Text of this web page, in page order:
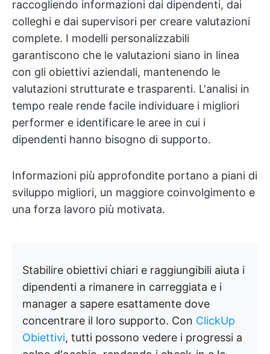
raccogliendo informazioni dai dipendenti, dai
colleghi e dai supervisori per creare valutazioni
complete. I modelli personalizzabili
garantiscono che le valutazioni siano in linea
con gli obiettivi aziendali, mantenendo le
valutazioni strutturate e trasparenti. L'analisi in
tempo reale rende facile individuare i migliori
performer e identificare le aree in cui i
dipendenti hanno bisogno di supporto.
Informazioni più approfondite portano a piani di
sviluppo migliori, un maggiore coinvolgimento e
una forza lavoro più motivata.
Stabilire obiettivi chiari e raggiungibili aiuta i
dipendenti a rimanere in carreggiata e i
manager a sapere esattamente dove
concentrare il loro supporto. Con ClickUp
Obiettivi, tutti possono vedere i progressi a